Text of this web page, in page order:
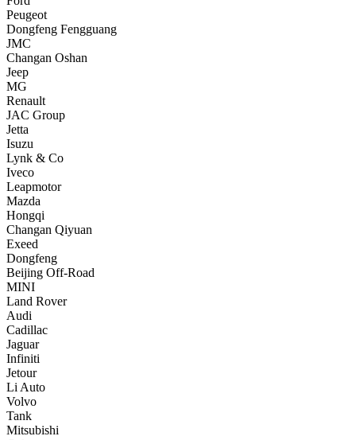
Peugeot
Dongfeng Fengguang
JMC
Changan Oshan
Jeep
MG
Renault
JAC Group
Jetta
Isuzu
Lynk & Co
Iveco
Leapmotor
Mazda
Hongqi
Changan Qiyuan
Exeed
Dongfeng
Beijing Off-Road
MINI
Land Rover
Audi
Cadillac
Jaguar
Infiniti
Jetour
Li Auto
Volvo
Tank
Mitsubishi